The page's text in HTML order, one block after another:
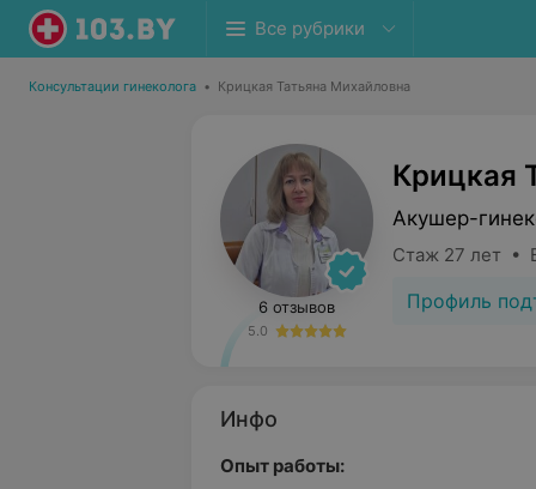
Все рубрики
Консультации гинеколога • Крицкая Татьяна Михайловна
6 отзывов
5.0
Крицкая
Акушер-
Стаж 27 лет •
Профиль
Инфо
Опыт работы: